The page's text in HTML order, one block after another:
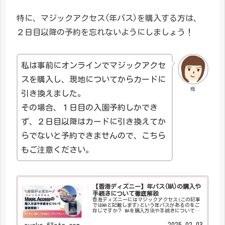
特に、マジックアクセス(年パス)を購入する方は、
２日目以降の予約を忘れないようにしましょう！
母
私は事前にオンラインでマジックアクセ
スを購入し、現地についてからカードに
引き換えました。
その場合、１日目の入園予約しかでき
ず、２日目以降はカードに引き換えてか
らでないと予約できませんので、こちら
もご注意ください。
【香港ディズニー】年パス(MA)の購入や
手続きについて徹底解説
香港ディズニーにはマジックアクセス(この記事
ではMAと記載します)という年パスがあるのをご
存じですか？ MAを購入方法や手続きについて細